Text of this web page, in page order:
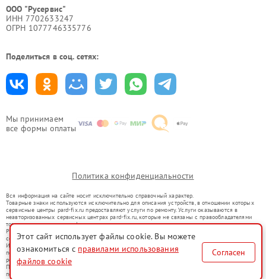
Мы принимаем
все формы оплаты
ООО "Русервис"
ИНН 7702633247
ОГРН 1077746335776
Поделиться в соц. сетях:
Политика конфиденциальности
Вся информация на сайте носит исключительно справочный характер.
Товарные знаки используются исключительно для описания устройств, в отношении которых
сервисные центры pard-fix.ru предоставляют услуги по ремонту. Услуги оказываются в
неавторизованных сервисных центрах pard-fix.ru, которые не связаны с правообладателями
товарных знаков или их официальными представителями.
Ремонт осуществляется для устройств, уже введенных в гражданский оборот в соответствии
со статьей 1487 ГК РФ.
Использование товарных знаков не преследует цели индивидуализации услуг или введения
потребителей в заблуждение, а служит для информирования о предоставляемых услугах по
ремонту техники указанных брендов.
Представленная на сайте информация не является публичной офертой, определяемой
положениями Статьи 437(2) Гражданского кодекса РФ
Этот сайт использует файлы cookie. Вы можете
ознакомиться с правилами использования
файлов cookie
Согласен